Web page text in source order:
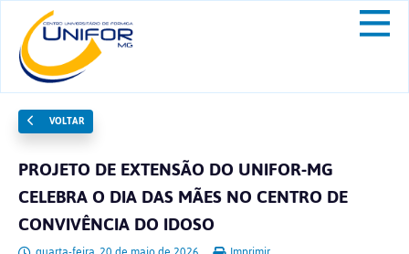
VOLTAR
PROJETO DE EXTENSÃO DO UNIFOR-MG
CELEBRA O DIA DAS MÃES NO CENTRO DE
CONVIVÊNCIA DO IDOSO